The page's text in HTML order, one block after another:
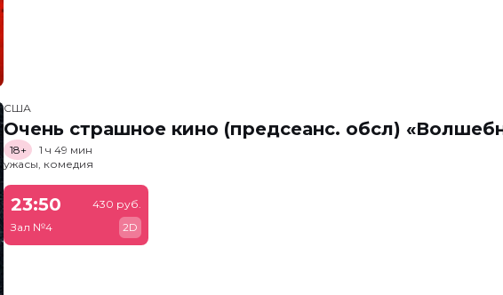
США
Очень страшное кино (предсеанс. обсл)
18+
1 ч 49 мин
ужасы, комедия
23:50
Зал №4
430 руб.
2D